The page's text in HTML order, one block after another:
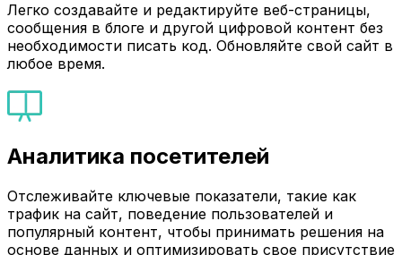
Легко создавайте и редактируйте веб-страницы,
сообщения в блоге и другой цифровой контент без
необходимости писать код. Обновляйте свой сайт в
любое время.
Аналитика посетителей
Отслеживайте ключевые показатели, такие как
трафик на сайт, поведение пользователей и
популярный контент, чтобы принимать решения на
основе данных и оптимизировать свое присутствие